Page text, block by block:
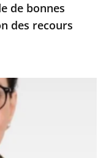
de bonnes
des recours